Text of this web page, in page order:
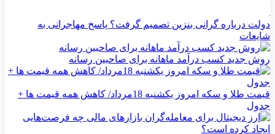
دولت درباره گرانی بنزین تصمیم گرفت؟ پاسخ مهاجرانی به
شایعات
روش جدید کسب درآمد ماهانه برای صاحبین رسانه
قیمت طلا و سکه امروز یکشنبه 18مرداد/ کاهش همه قیمت ها +
جدول